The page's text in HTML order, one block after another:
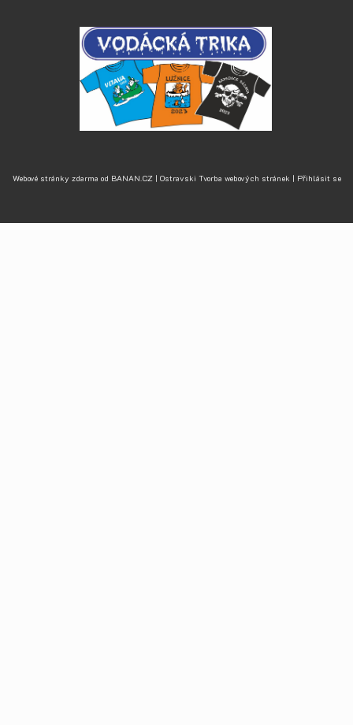
Webové stránky zdarma od BANAN.CZ| Ostravski Tvorba webových stránek | Přihlásit se